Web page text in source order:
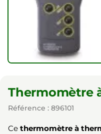
Thermomètre
Référence : 896101
Ce thermomètre à